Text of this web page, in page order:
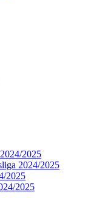
2025
2024/2025
2025
2025